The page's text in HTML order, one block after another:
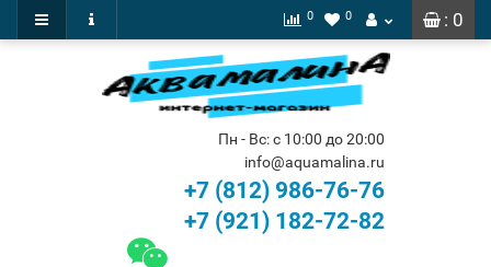
: 0
0 0
Пн - Вс: с 10:00 до 20:00
info@aquamalina.ru
+7 (812) 986-76-76
+7 (921) 182-72-82